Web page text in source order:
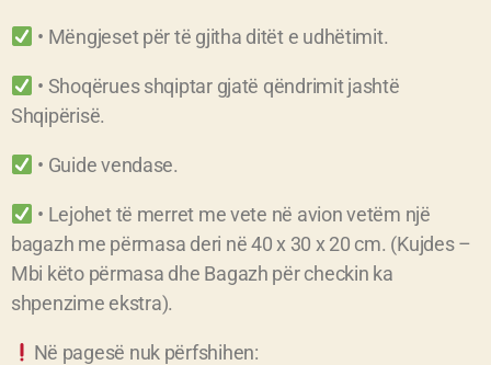
• Mëngjeset për të gjitha ditët e udhëtimit.
• Shoqërues shqiptar gjatë qëndrimit jashtë
Shqipërisë.
• Guide vendase.
• Lejohet të merret me vete në avion vetëm një
bagazh me përmasa deri në 40 x 30 x 20 cm. (Kujdes –
Mbi këto përmasa dhe Bagazh për checkin ka
shpenzime ekstra).
Në pagesë nuk përfshihen: